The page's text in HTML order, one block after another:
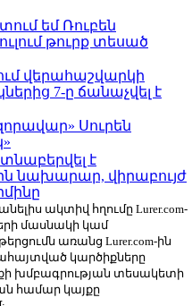
եմ Ռուբեն
թուրք տեսած
վերահաշվարկի
7-ը ճանաչվել է
Սուրեն
է
նախարար, վիրաբույժ
ակտիվ հղումը Lurer.com-
մասնակի կամ
առանց Lurer.com-ին
կարծիքները
խմբագրության տեսակետի
համար կայքը